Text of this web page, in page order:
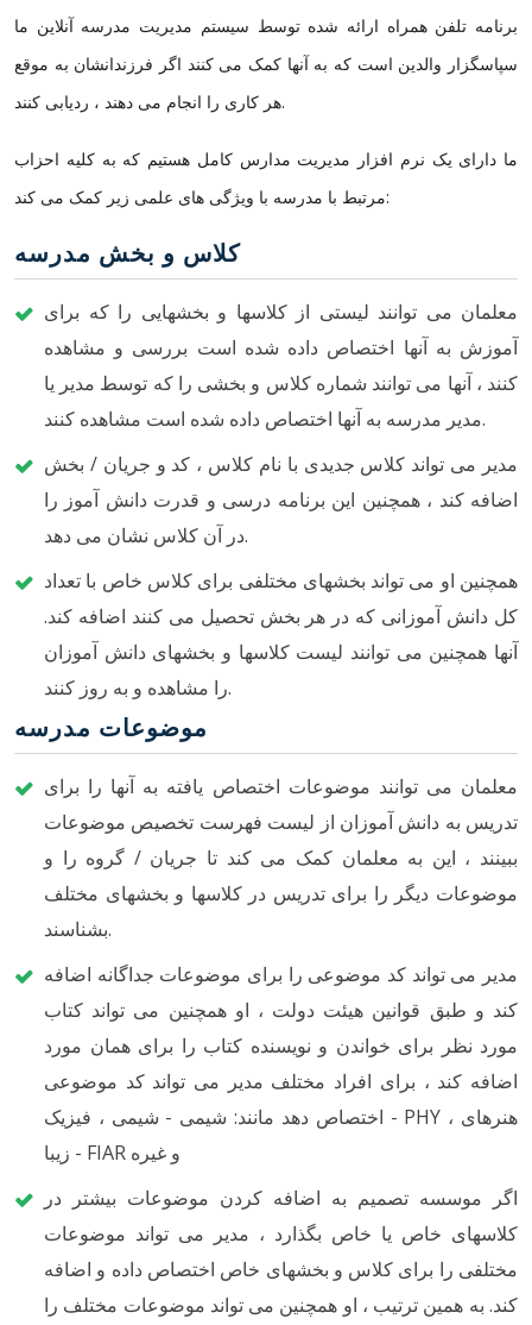
برنامه تلفن همراه ارائه شده توسط سیستم مدیریت مدرسه آنلاین ما
سپاسگزار والدین است که به آنها کمک می کنند اگر فرزندانشان به موقع
هر کاری را انجام می دهند ، ردیابی کنند.
ما دارای یک نرم افزار مدیریت مدارس کامل هستیم که به کلیه احزاب
مرتبط با مدرسه با ویژگی های علمی زیر کمک می کند:
کلاس و بخش مدرسه
معلمان می توانند لیستی از کلاسها و بخشهایی را که برای
آموزش به آنها اختصاص داده شده است بررسی و مشاهده
کنند ، آنها می توانند شماره کلاس و بخشی را که توسط مدیر یا
مدیر مدرسه به آنها اختصاص داده شده است مشاهده کنند.
مدیر می تواند کلاس جدیدی با نام کلاس ، کد و جریان / بخش
اضافه کند ، همچنین این برنامه درسی و قدرت دانش آموز را
در آن کلاس نشان می دهد.
همچنین او می تواند بخشهای مختلفی برای کلاس خاص با تعداد
کل دانش آموزانی که در هر بخش تحصیل می کنند اضافه کند.
آنها همچنین می توانند لیست کلاسها و بخشهای دانش آموزان
را مشاهده و به روز کنند.
موضوعات مدرسه
معلمان می توانند موضوعات اختصاص یافته به آنها را برای
تدریس به دانش آموزان از لیست فهرست تخصیص موضوعات
ببینند ، این به معلمان کمک می کند تا جریان / گروه را و
موضوعات دیگر را برای تدریس در کلاسها و بخشهای مختلف
بشناسند.
مدیر می تواند کد موضوعی را برای موضوعات جداگانه اضافه
کند و طبق قوانین هیئت دولت ، او همچنین می تواند کتاب
مورد نظر برای خواندن و نویسنده کتاب را برای همان مورد
اضافه کند ، برای افراد مختلف مدیر می تواند کد موضوعی
اختصاص دهد مانند: شیمی - شیمی ، فیزیک - PHY ، هنرهای
زیبا - FIAR و غیره
اگر موسسه تصمیم به اضافه کردن موضوعات بیشتر در
کلاسهای خاص یا خاص بگذارد ، مدیر می تواند موضوعات
مختلفی را برای کلاس و بخشهای خاص اختصاص داده و اضافه
کند. به همین ترتیب ، او همچنین می تواند موضوعات مختلف را